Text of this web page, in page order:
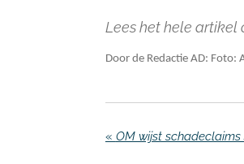
Lees het hele artikel
Door de Redactie AD: Foto:
«